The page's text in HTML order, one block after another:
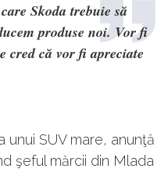
Skoda trebuie să
produse noi. Vor fi
cred că vor fi apreciate
SUV mare, anunţă
şeful mărcii din Mlada